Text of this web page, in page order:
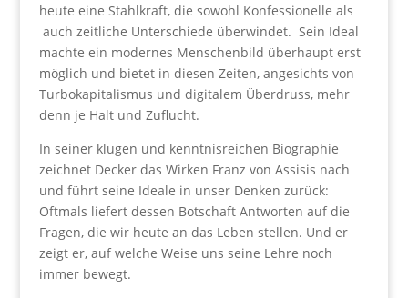
heute eine Stahlkraft, die sowohl Konfessionelle als
auch zeitliche Unterschiede überwindet. Sein Ideal
machte ein modernes Menschenbild überhaupt erst
möglich und bietet in diesen Zeiten, angesichts von
Turbokapitalismus und digitalem Überdruss, mehr
denn je Halt und Zuflucht.
In seiner klugen und kenntnisreichen Biographie
zeichnet Decker das Wirken Franz von Assisis nach
und führt seine Ideale in unser Denken zurück:
Oftmals liefert dessen Botschaft Antworten auf die
Fragen, die wir heute an das Leben stellen. Und er
zeigt er, auf welche Weise uns seine Lehre noch
immer bewegt.